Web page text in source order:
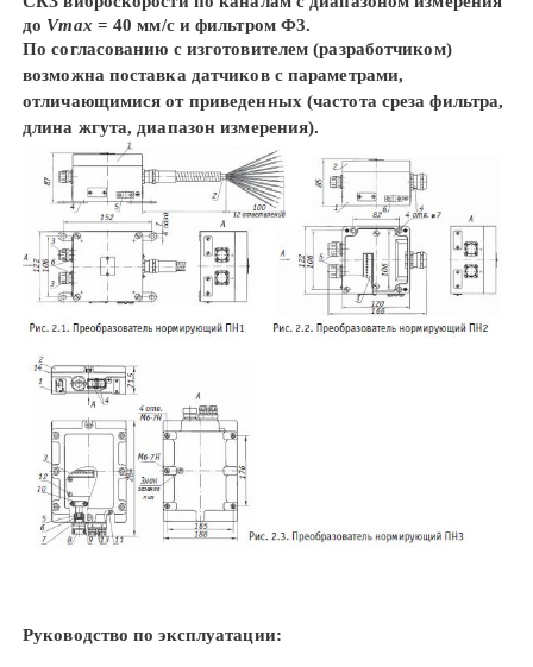
до Vmax = 40 мм/с и фильтром Ф3.
По согласованию с изготовителем (разработчиком)
возможна поставка датчиков с параметрами,
отличающимися от приведенных (частота среза фильтра,
длина жгута, диапазон измерения).
Руководство по эксплуатации: